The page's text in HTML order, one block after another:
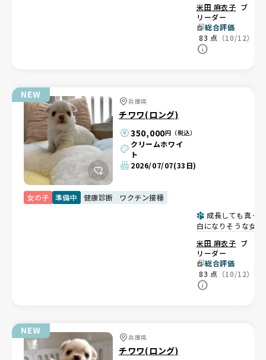
米田 麻衣子 ブ
リーダー
総合評価
83 点 （10/12）
兵庫県
チワワ(ロング)
350,000円（税込）
クリームホワイ
ト
2026/07/07(33日)
女の子 準備中 健康診断
ワクチン接種
成長しても真っ
白になりそうな女の
米田 麻衣子 ブ
リーダー
総合評価
83 点 （10/12）
兵庫県
チワワ(ロング)